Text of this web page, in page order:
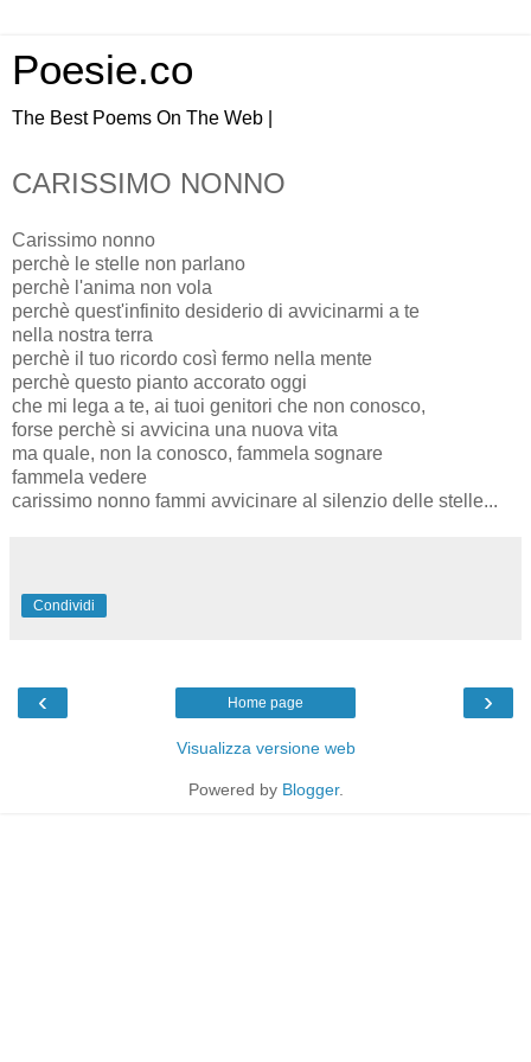
Poesie.co
The Best Poems On The Web |
CARISSIMO NONNO
Carissimo nonno
perchè le stelle non parlano
perchè l'anima non vola
perchè quest'infinito desiderio di avvicinarmi a te
nella nostra terra
perchè il tuo ricordo così fermo nella mente
perchè questo pianto accorato oggi
che mi lega a te, ai tuoi genitori che non conosco,
forse perchè si avvicina una nuova vita
ma quale, non la conosco, fammela sognare
fammela vedere
carissimo nonno fammi avvicinare al silenzio delle stelle...
Condividi
‹ ›
Home page
Visualizza versione web
Powered by Blogger.